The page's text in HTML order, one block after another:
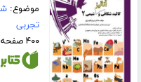
موضوع:
تجربی
۴۰۰ صفحه